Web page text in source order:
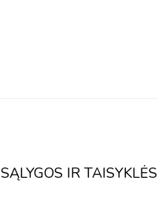
SĄLYGOS IR TAISYKLĖS